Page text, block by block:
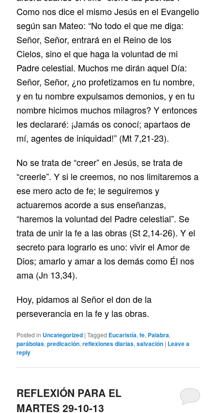
Como nos dice el mismo Jesús en el Evangelio
según san Mateo: “No todo el que me diga:
Señor, Señor, entrará en el Reino de los
Cielos, sino el que haga la voluntad de mi
Padre celestial. Muchos me dirán aquel Día:
Señor, Señor, ¿no profetizamos en tu nombre,
y en tu nombre expulsamos demonios, y en tu
nombre hicimos muchos milagros? Y entonces
les declararé: ¡Jamás os conocí; apartaos de
mí, agentes de iniquidad!” (Mt 7,21-23).
No se trata de “creer” en Jesús, se trata de
“creerle”. Y si le creemos, no nos limitaremos a
ese mero acto de fe; le seguiremos y
actuaremos acorde a sus enseñanzas,
“haremos la voluntad del Padre celestial”. Se
trata de unir la fe a las obras (St 2,14-26). Y el
secreto para lograrlo es uno: vivir el Amor de
Dios; amarlo y amar a los demás como Él nos
ama (Jn 13,34).
Hoy, pidamos al Señor el don de la
perseverancia en la fe y las obras.
Posted in Uncategorized |Tagged Eucaristía,fe, Palabra,
parábolas,predicación,reflexiones diarias,salvación | Leave a
reply
REFLEXIÓN PARA EL
MARTES 29-10-13